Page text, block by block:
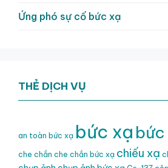
Ứng phó sự cố bức xạ
THẺ DỊCH VỤ
an toàn bức xạ bức xạ bức
che chắn che chắn bức xạ chiếu xạ